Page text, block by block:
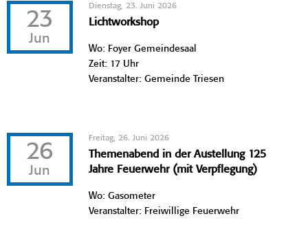
23
Jun
Dienstag, 23. Juni 2026
Lichtworkshop
Wo: Foyer Gemeindesaal
Zeit: 17 Uhr
Veranstalter: Gemeinde Triesen
26
Jun
Freitag, 26. Juni 2026
Themenabend in der Austellung 125
Jahre Feuerwehr (mit Verpflegung)
Wo: Gasometer
Veranstalter: Freiwillige Feuerwehr